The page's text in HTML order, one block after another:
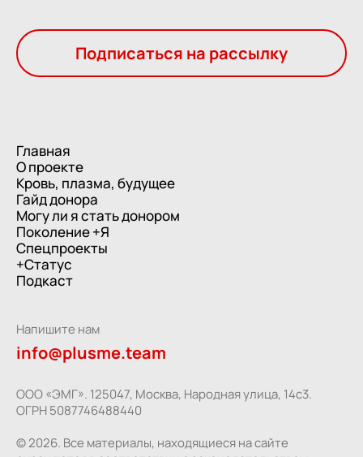
Подписаться на рассылку
Главная
О проекте
Кровь, плазма, будущее
Гайд донора
Могу ли я стать донором
Поколение +Я
Спецпроекты
+Статус
Подкаст
Напишите нам
info@plusme.team
ООО «ЭМГ». 125047, Москва, Народная улица, 14с3.
ОГРН 5087746488440
© 2026. Все материалы, находящиеся на сайте